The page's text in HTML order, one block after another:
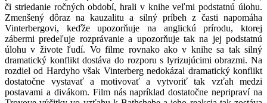
či striedanie ročných období, hrali v knihe veľmi podstatnú úlohu.
Zmenšený dôraz na kauzalitu a silný príbeh z časti napomáha
Vinterbergovi, keďže upozorňuje na anglickú prírodu, ktorej
zábermi predeľuje rozprávanie a upozorňuje tak na jej podstatnú
úlohu v živote ľudí. Vo filme rovnako ako v knihe sa tak silný
dramatický konflikt dostáva do rozporu s lyrizujúcimi obrazmi. Na
rozdiel od Hardyho však Vinterberg nedokázal dramatický konflikt
dostatočne vystavať a motivovať a vytvoriť tak vzťah medzi
postavami a divákom. Film nás napríklad dostatočne nepripraví na